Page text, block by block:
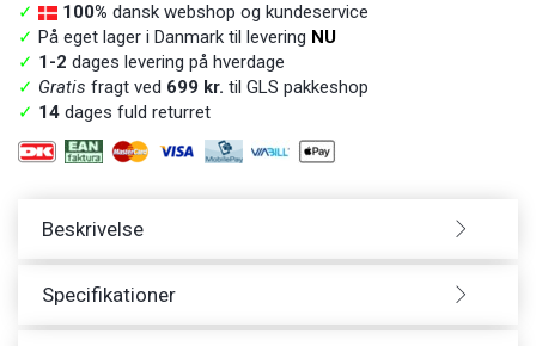
✓ 100% dansk webshop og kundeservice
✓ På eget lager i Danmark til levering NU
✓ 1-2 dages levering på hverdage
✓ Gratis fragt ved 699 kr. til GLS pakkeshop
✓ 14 dages fuld returret
Beskrivelse
Specifikationer